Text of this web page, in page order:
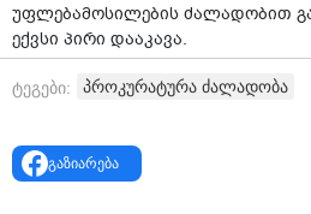
უფლებამოსილების ძალადობით
ექვსი პირი დააკავა.
შიდა ქართლისა და მცხეთა-
ინსპექციასთან კოორდინაციით
გამოძიებით დადგინდა, რომ 2026
ტეგები: პროკურატურა ძალადობა
გაზიარება